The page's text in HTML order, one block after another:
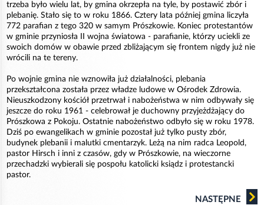
trzeba było wielu lat, by gmina okrzepła na tyle, by postawić zbór i
plebanię. Stało się to w roku 1866. Cztery lata później gmina liczyła
772 parafian z tego 320 w samym Prószkowie. Koniec protestantów
w gminie przyniosła II wojna światowa - parafianie, którzy uciekli ze
swoich domów w obawie przed zbliżającym się frontem nigdy już nie
wrócili na te tereny.
Po wojnie gmina nie wznowiła już działalności, plebania
przekształcona została przez władze ludowe w Ośrodek Zdrowia.
Nieuszkodzony kościół przetrwał i nabożeństwa w nim odbywały się
jeszcze do roku 1961 - celebrował je duchowny przyjeżdżający do
Prószkowa z Pokoju. Ostatnie nabożeństwo odbyło się w roku 1978.
Dziś po ewangelikach w gminie pozostał już tylko pusty zbór,
budynek plebanii i malutki cmentarzyk. Leżą na nim radca Leopold,
pastor Hirsch i inni z czasów, gdy w Prószkowie, na wieczorne
przechadzki wybierali się pospołu katolicki ksiądz i protestancki
pastor.
NASTĘPNE